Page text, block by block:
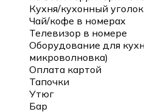
Кухня/кухонный
Чай/кофе в номерах
Телевизор в номере
Оборудование для
микроволновка)
Оплата картой
Тапочки
Утюг
Бар